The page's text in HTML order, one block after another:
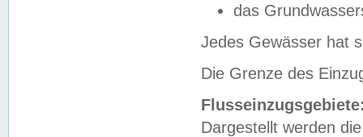
das
Jedes Gewässer hat
Die Grenze des
Dargestellt werden